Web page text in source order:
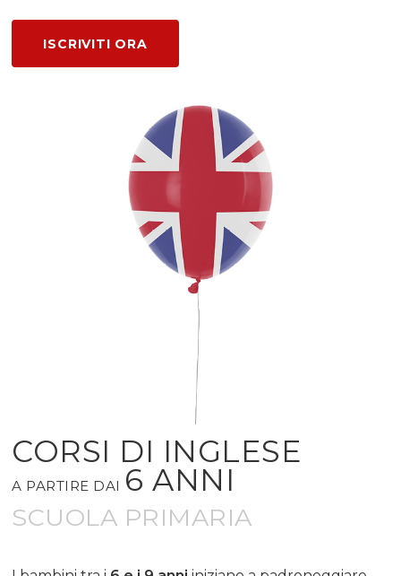
ISCRIVITI ORA
CORSI DI INGLESE
A PARTIRE DAI 6 ANNI
SCUOLA PRIMARIA